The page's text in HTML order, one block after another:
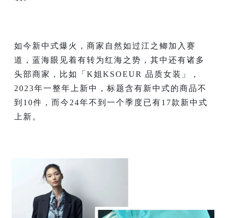
如今新中式爆火，商家自然如过江之鲫加入赛
道，蓝海眼见着有转为红海之势，其中还有诸多
头部商家，比如「K姐KSOEUR 品质女装」，
2023年一整年上新中，标题含有新中式的商品不
到10件，而今24年不到一个季度已有17款新中式
上新。